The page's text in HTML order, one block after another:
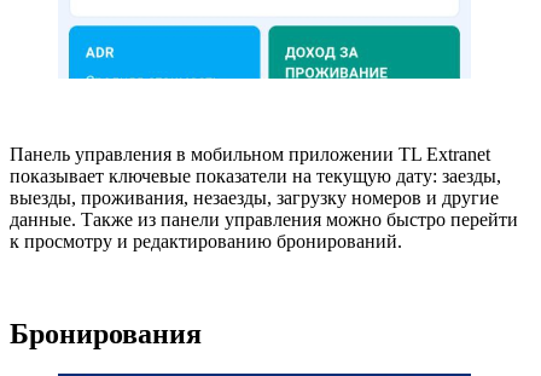
Панель управления в мобильном приложении TL Extranet
показывает ключевые показатели на текущую дату: заезды,
выезды, проживания, незаезды, загрузку номеров и другие
данные. Также из панели управления можно быстро перейти
к просмотру и редактированию бронирований.
Бронирования